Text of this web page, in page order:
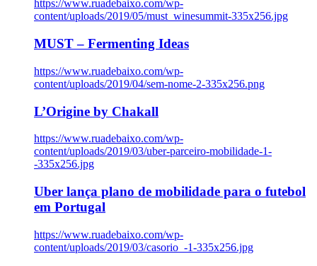
https://www.ruadebaixo.com/wp-
content/uploads/2019/05/must_winesummit-335x256.jpg
MUST – Fermenting Ideas
https://www.ruadebaixo.com/wp-
content/uploads/2019/04/sem-nome-2-335x256.png
L’Origine by Chakall
https://www.ruadebaixo.com/wp-
content/uploads/2019/03/uber-parceiro-mobilidade-1-
-335x256.jpg
Uber lança plano de mobilidade para o futebol
em Portugal
https://www.ruadebaixo.com/wp-
content/uploads/2019/03/casorio_-1-335x256.jpg